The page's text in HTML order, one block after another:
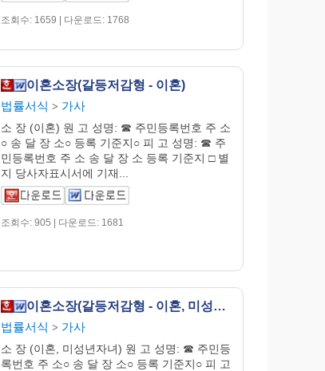
조회수: 1659 | 다운로드: 1768
이혼소장(갈등저감형 - 이혼)
법률서식 > 가사
소 장 (이혼) 원 고 성명: ☎ 주민등록번호 주 소
○ 송 달 장 소○ 등록 기준지○ 피 고 성명: ☎ 주
민등록번호 주 소 송 달 장 소 등록 기준지 □ 별
지 당사자표시서에 기재...
조회수: 905 | 다운로드: 1681
이혼소장(갈등저감형 - 이혼, 미성년자녀가 있는 경우)
법률서식 > 가사
소 장 (이혼, 미성년자녀) 원 고 성명: ☎ 주민등
록번호 주 소○ 송 달 장 소○ 등록 기준지○ 피 고